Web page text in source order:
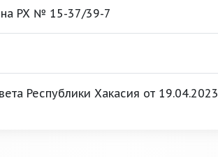
РХ № 15-37/39-7
Республики Хакасия от 19.04.2023